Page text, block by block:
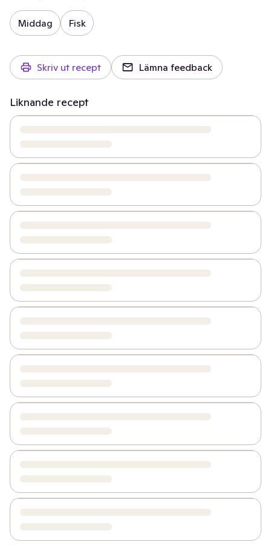
Middag Fisk
Skriv ut recept Lämna feedback
Liknande recept